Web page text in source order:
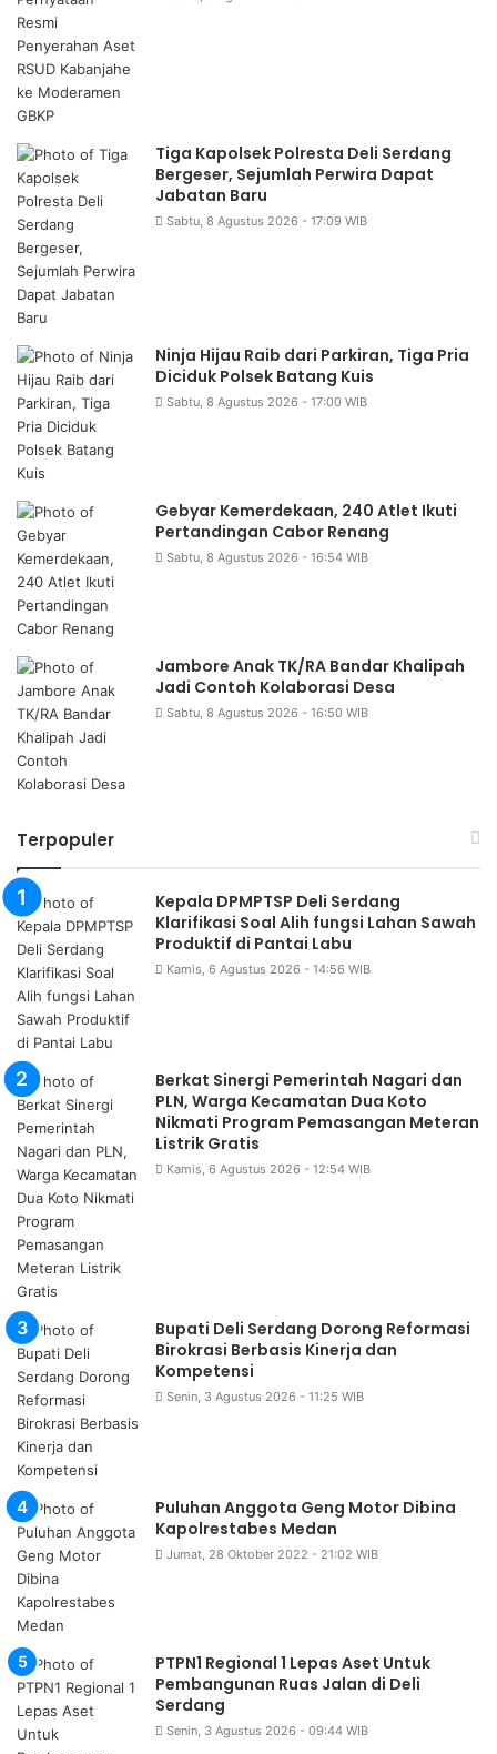
Tiga Kapolsek Polresta Deli Serdang
Bergeser, Sejumlah Perwira Dapat
Jabatan Baru
Sabtu, 8 Agustus 2026 - 17:09 WIB
Ninja Hijau Raib dari Parkiran, Tiga Pria
Diciduk Polsek Batang Kuis
Sabtu, 8 Agustus 2026 - 17:00 WIB
Gebyar Kemerdekaan, 240 Atlet Ikuti
Pertandingan Cabor Renang
Sabtu, 8 Agustus 2026 - 16:54 WIB
Jambore Anak TK/RA Bandar Khalipah
Jadi Contoh Kolaborasi Desa
Sabtu, 8 Agustus 2026 - 16:50 WIB
Terpopuler
Kepala DPMPTSP Deli Serdang
Klarifikasi Soal Alih fungsi Lahan Sawah
Produktif di Pantai Labu
Kamis, 6 Agustus 2026 - 14:56 WIB
Berkat Sinergi Pemerintah Nagari dan
PLN, Warga Kecamatan Dua Koto
Nikmati Program Pemasangan Meteran
Listrik Gratis
Kamis, 6 Agustus 2026 - 12:54 WIB
Bupati Deli Serdang Dorong Reformasi
Birokrasi Berbasis Kinerja dan
Kompetensi
Senin, 3 Agustus 2026 - 11:25 WIB
Puluhan Anggota Geng Motor Dibina
Kapolrestabes Medan
Jumat, 28 Oktober 2022 - 21:02 WIB
PTPN1 Regional 1 Lepas Aset Untuk
Pembangunan Ruas Jalan di Deli
Serdang
Senin, 3 Agustus 2026 - 09:44 WIB